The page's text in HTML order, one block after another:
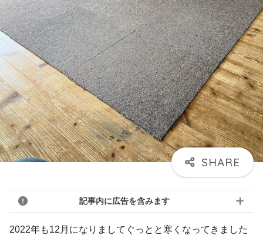
記事内に広告を含みます
2022年も12月になりましてぐっとと寒くなってきました